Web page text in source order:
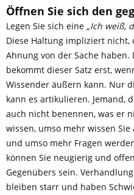
Öffnen Sie sich den
Legen Sie sich eine „Ich weiß,
Diese Haltung impliziert nicht,
Ahnung von der Sache
bekommt dieser Satz erst,
Wissender äußern kann. Nur
kann es artikulieren. Jemand,
auch nicht benennen, was er
wissen, umso mehr wissen
und umso mehr Fragen
können Sie neugierig und
Gegenübers sein.
bleiben starr und haben